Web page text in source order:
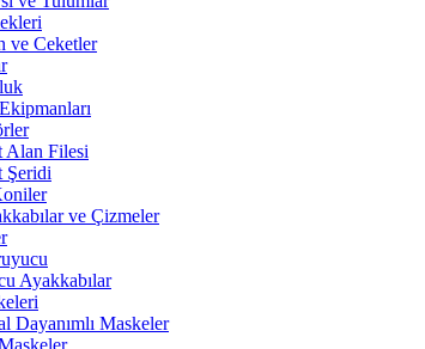
ve Ceketler
Alan Filesi
Şeridi
ve Çizmeler
Ayakkabılar
Dayanımlı Maskeler